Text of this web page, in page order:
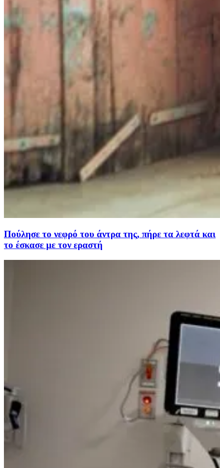
Πούλησε το νεφρό του άντρα της, πήρε τα λεφτά και
το έσκασε με τον εραστή